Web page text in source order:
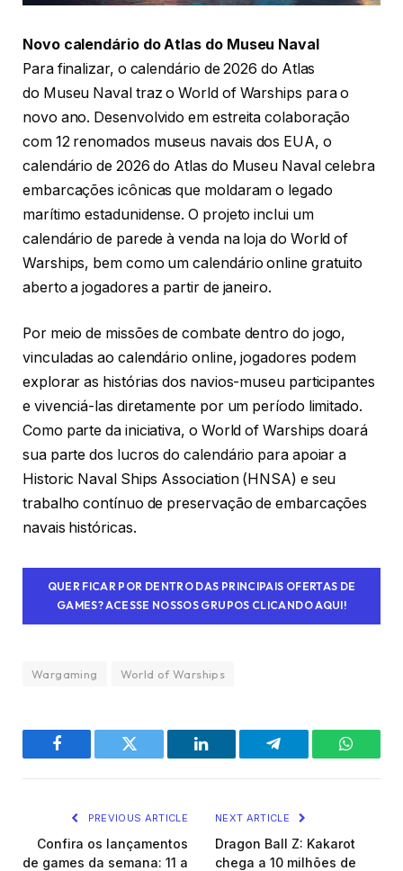
Novo calendário do Atlas do Museu Naval
Para finalizar, o calendário de 2026 do Atlas
do Museu Naval traz o World of Warships para o
novo ano. Desenvolvido em estreita colaboração
com 12 renomados museus navais dos EUA, o
calendário de 2026 do Atlas do Museu Naval celebra
embarcações icônicas que moldaram o legado
marítimo estadunidense. O projeto inclui um
calendário de parede à venda na loja do World of
Warships, bem como um calendário online gratuito
aberto a jogadores a partir de janeiro.
Por meio de missões de combate dentro do jogo,
vinculadas ao calendário online, jogadores podem
explorar as histórias dos navios-museu participantes
e vivenciá-las diretamente por um período limitado.
Como parte da iniciativa, o World of Warships doará
sua parte dos lucros do calendário para apoiar a
Historic Naval Ships Association (HNSA) e seu
trabalho contínuo de preservação de embarcações
navais históricas.
QUER FICAR POR DENTRO DAS PRINCIPAIS OFERTAS DE
GAMES? ACESSE NOSSOS GRUPOS CLICANDO AQUI!
Wargaming World of Warships
Facebook Twitter LinkedIn Telegram
PREVIOUS ARTICLE
Confira os lançamentos
de games da semana: 11 a
NEXT ARTICLE
Dragon Ball Z: Kakarot
chega a 10 milhões de